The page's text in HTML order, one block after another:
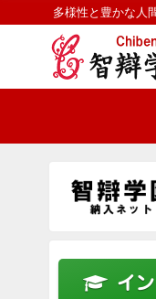
多様性と豊かな人
イ